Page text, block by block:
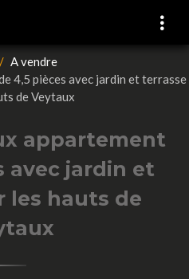
A vendre
4,5 pièces avec jardin et terrasse
de Veytaux
appartement
avec jardin et
les hauts de